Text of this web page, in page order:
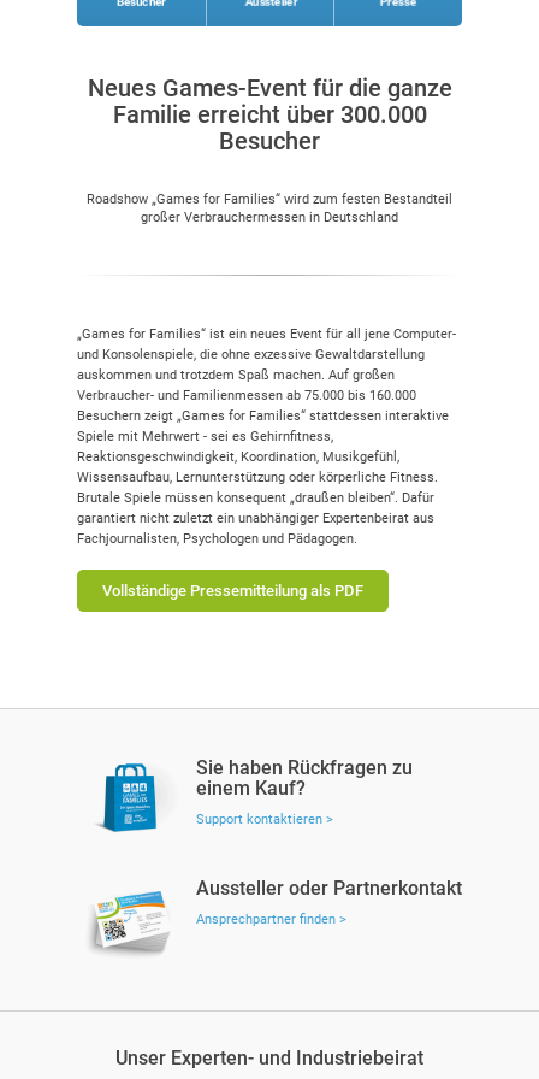
Neues Games-Event für die ganze
Familie erreicht über 300.000
Besucher
Roadshow „Games for Families“ wird zum festen Bestandteil
großer Verbrauchermessen in Deutschland
„Games for Families“ ist ein neues Event für all jene Computer-
und Konsolenspiele, die ohne exzessive Gewaltdarstellung
auskommen und trotzdem Spaß machen. Auf großen
Verbraucher- und Familienmessen ab 75.000 bis 160.000
Besuchern zeigt „Games for Families“ stattdessen interaktive
Spiele mit Mehrwert - sei es Gehirnfitness,
Reaktionsgeschwindigkeit, Koordination, Musikgefühl,
Wissensaufbau, Lernunterstützung oder körperliche Fitness.
Brutale Spiele müssen konsequent „draußen bleiben“. Dafür
garantiert nicht zuletzt ein unabhängiger Expertenbeirat aus
Fachjournalisten, Psychologen und Pädagogen.
Vollständige Pressemitteilung als PDF
Sie haben Rückfragen zu
einem Kauf?
Support kontaktieren >
Aussteller oder Partnerkontakt
Ansprechpartner finden >
Unser Experten- und Industriebeirat